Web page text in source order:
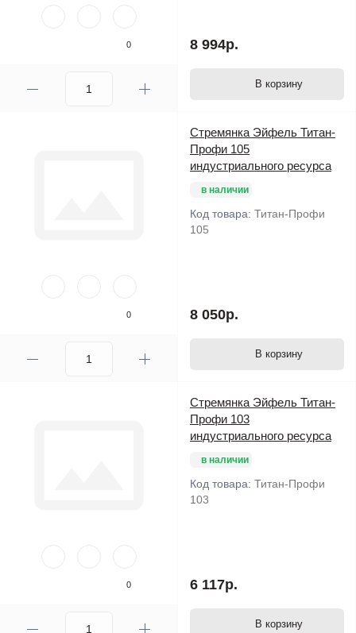
0 8 994р.
В корзину
0
Стремянка Эйфель Титан-
Профи 105
индустриального ресурса
в наличии
Код товара: Титан-Профи
105
8 050р.
В корзину
0
Стремянка Эйфель Титан-
Профи 103
индустриального ресурса
в наличии
Код товара: Титан-Профи
103
6 117р.
В корзину